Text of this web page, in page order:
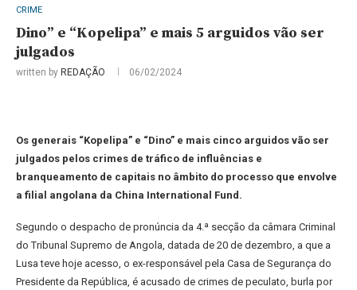
CRIME
Dino” e “Kopelipa” e mais 5 arguidos vão ser
julgados
written by REDAÇÃO 06/02/2024
Os generais “Kopelipa” e “Dino” e mais cinco arguidos vão ser
julgados pelos crimes de tráfico de influências e
branqueamento de capitais no âmbito do processo que envolve
a filial angolana da China International Fund.
Segundo o despacho de pronúncia da 4.ª secção da câmara Criminal
do Tribunal Supremo de Angola, datada de 20 de dezembro, a que a
Lusa teve hoje acesso, o ex-responsável pela Casa de Segurança do
Presidente da República, é acusado de crimes de peculato, burla por